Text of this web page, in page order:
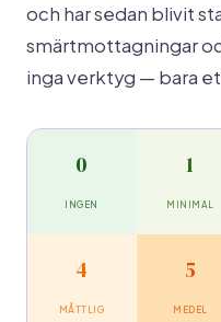
och har sedan blivit
smärtmottagningar
inga verktyg — bara
0
INGEN
1
MINIMAL
4
MÅTTLIG
5
MEDEL